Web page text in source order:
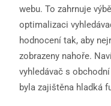
webu. To zahrnuje
optimalizaci
hodnocení tak, aby
zobrazeny nahoře.
vyhledávač s
byla zajištěna hladká